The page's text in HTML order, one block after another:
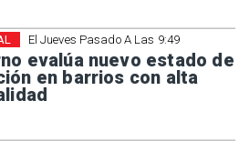
El Jueves Pasado A Las 9:49
evalúa nuevo estado de
en barrios con alta